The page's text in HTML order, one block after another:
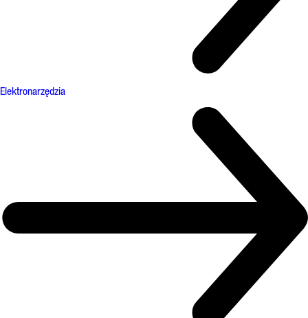
Elektronarzędzia